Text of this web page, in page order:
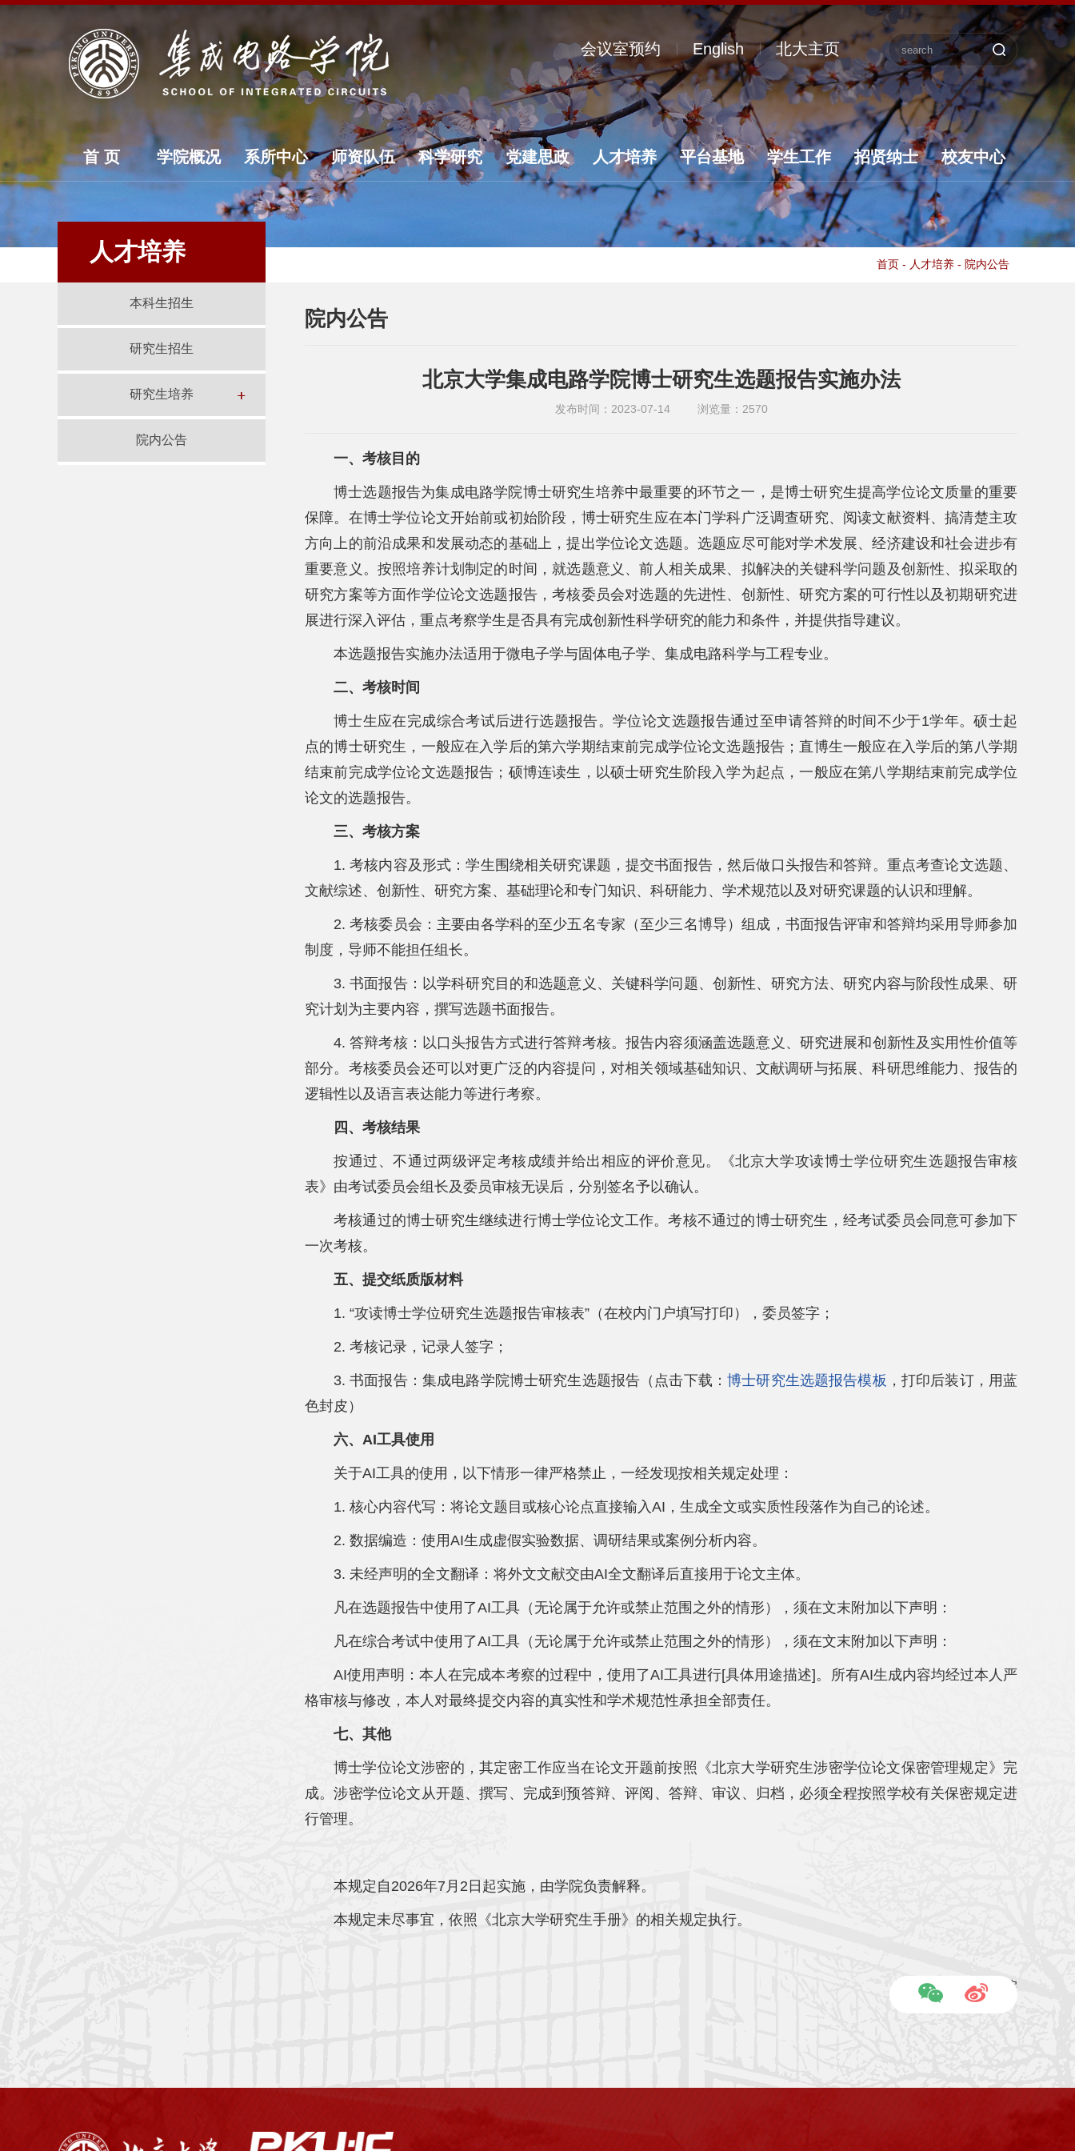
会议室预约 English 北大主页
首 页 学院概况 系所中心 师资队伍 科学研究 党建思政 人才培养 平台基地 学生工作 招贤纳士 校友中心
人才培养
本科生招生
研究生招生
研究生培养
院内公告
首页 - 人才培养 - 院内公告
院内公告
北京大学集成电路学院博士研究生选题报告实施办法
发布时间：2023-07-14 浏览量： 2570
一、考核目的
博士选题报告为集成电路学院博士研究生培养中最重要的环节之一，是博士研究生提高学位论文质量的重要
保障。在博士学位论文开始前或初始阶段，博士研究生应在本门学科广泛调查研究、阅读文献资料、搞清楚主攻
方向上的前沿成果和发展动态的基础上，提出学位论文选题。选题应尽可能对学术发展、经济建设和社会进步有
重要意义。按照培养计划制定的时间，就选题意义、前人相关成果、拟解决的关键科学问题及创新性、拟采取的
研究方案等方面作学位论文选题报告，考核委员会对选题的先进性、创新性、研究方案的可行性以及初期研究进
展进行深入评估，重点考察学生是否具有完成创新性科学研究的能力和条件，并提供指导建议。
本选题报告实施办法适用于微电子学与固体电子学、集成电路科学与工程专业。
二、考核时间
博士生应在完成综合考试后进行选题报告。学位论文选题报告通过至申请答辩的时间不少于1学年。硕士起
点的博士研究生，一般应在入学后的第六学期结束前完成学位论文选题报告；直博生一般应在入学后的第八学期
结束前完成学位论文选题报告；硕博连读生，以硕士研究生阶段入学为起点，一般应在第八学期结束前完成学位
论文的选题报告。
三、考核方案
1. 考核内容及形式：学生围绕相关研究课题，提交书面报告，然后做口头报告和答辩。重点考查论文选题、
文献综述、创新性、研究方案、基础理论和专门知识、科研能力、学术规范以及对研究课题的认识和理解。
2. 考核委员会：主要由各学科的至少五名专家（至少三名博导）组成，书面报告评审和答辩均采用导师参加
制度，导师不能担任组长。
3. 书面报告：以学科研究目的和选题意义、关键科学问题、创新性、研究方法、研究内容与阶段性成果、研
究计划为主要内容，撰写选题书面报告。
4. 答辩考核：以口头报告方式进行答辩考核。报告内容须涵盖选题意义、研究进展和创新性及实用性价值等
部分。考核委员会还可以对更广泛的内容提问，对相关领域基础知识、文献调研与拓展、科研思维能力、报告的
逻辑性以及语言表达能力等进行考察。
四、考核结果
按通过、不通过两级评定考核成绩并给出相应的评价意见。《北京大学攻读博士学位研究生选题报告审核
表》由考试委员会组长及委员审核无误后，分别签名予以确认。
考核通过的博士研究生继续进行博士学位论文工作。考核不通过的博士研究生，经考试委员会同意可参加下
一次考核。
五、提交纸质版材料
1. “攻读博士学位研究生选题报告审核表”（在校内门户填写打印），委员签字；
2. 考核记录，记录人签字；
3. 书面报告：集成电路学院博士研究生选题报告（点击下载：博士研究生选题报告模板 ，打印后装订，用蓝
色封皮）
六、AI工具使用
关于AI工具的使用，以下情形一律严格禁止，一经发现按相关规定处理：
1. 核心内容代写：将论文题目或核心论点直接输入AI，生成全文或实质性段落作为自己的论述。
2. 数据编造：使用AI生成虚假实验数据、调研结果或案例分析内容。
3. 未经声明的全文翻译：将外文文献交由AI全文翻译后直接用于论文主体。
凡在选题报告中使用了AI工具（无论属于允许或禁止范围之外的情形），须在文末附加以下声明：
凡在综合考试中使用了AI工具（无论属于允许或禁止范围之外的情形），须在文末附加以下声明：
AI使用声明：本人在完成本考察的过程中，使用了AI工具进行[具体用途描述]。所有AI生成内容均经过本人严
格审核与修改，本人对最终提交内容的真实性和学术规范性承担全部责任。
七、其他
博士学位论文涉密的，其定密工作应当在论文开题前按照《北京大学研究生涉密学位论文保密管理规定》完
成。涉密学位论文从开题、撰写、完成到预答辩、评阅、答辩、审议、归档，必须全程按照学校有关保密规定进
行管理。
本规定自2026年7月2日起实施，由学院负责解释。
本规定未尽事宜，依照《北京大学研究生手册》的相关规定执行。
集成电路学院